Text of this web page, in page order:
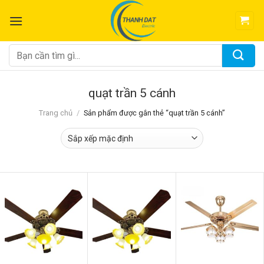
đến
dung
Tìm
kiếm:
quạt trần 5 cánh
Trang chủ / Sản phẩm được gắn thẻ “quạt trần 5 cánh”